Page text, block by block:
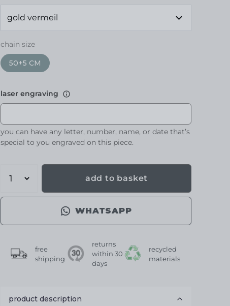
chain size
50+5 CM
laser engraving
you can have any letter, number, name, or date that’s
special to you engraved on this piece.
add to basket
WHATSAPP
free
shipping
returns
within 30
days
recycled
materials
product description